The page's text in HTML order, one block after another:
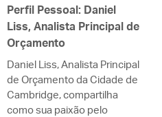
Perfil Pessoal: Daniel
Liss, Analista Principal de
Orçamento
Daniel Liss, Analista Principal
de Orçamento da Cidade de
Cambridge, compartilha
como sua paixão pelo